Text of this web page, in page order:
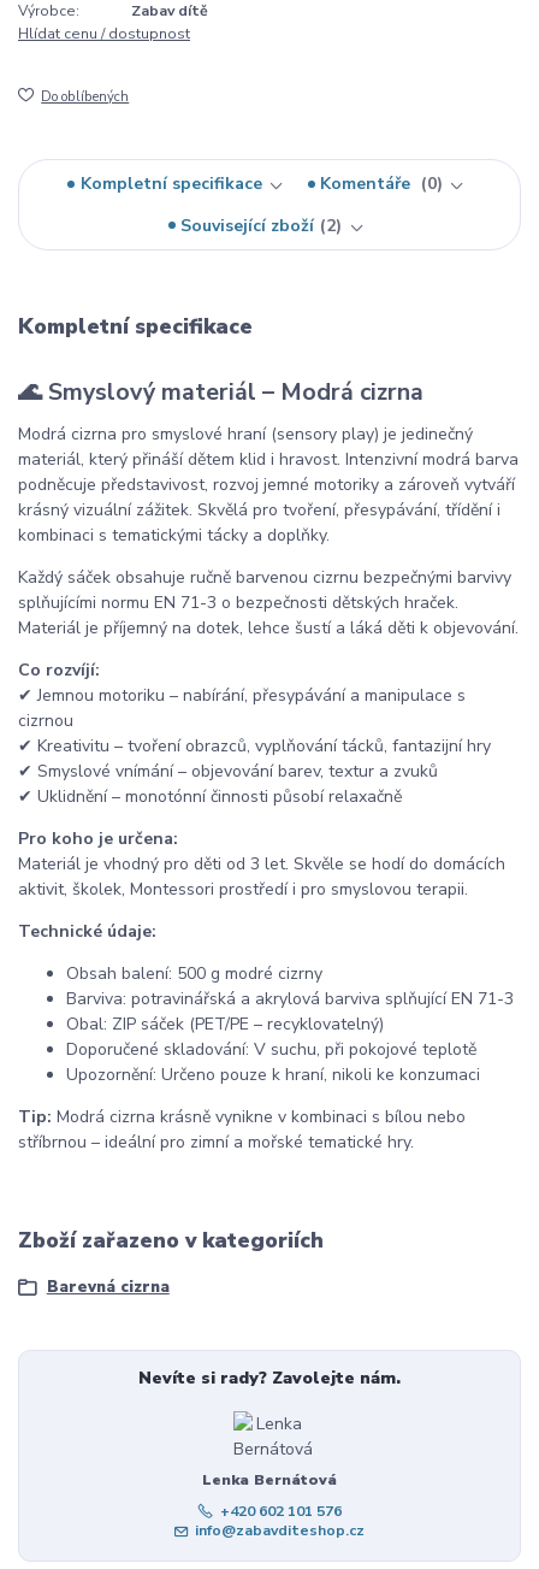
Výrobce:
Zabav dítě
Hlídat cenu / dostupnost
Do oblíbených
Kompletní specifikace Komentáře
0
Související zboží 2
Kompletní specifikace
🌊 Smyslový materiál – Modrá cizrna
Modrá cizrna pro smyslové hraní (sensory play) je jedinečný
materiál, který přináší dětem klid i hravost. Intenzivní modrá barva
podněcuje představivost, rozvoj jemné motoriky a zároveň vytváří
krásný vizuální zážitek. Skvělá pro tvoření, přesypávání, třídění i
kombinaci s tematickými tácky a doplňky.
Každý sáček obsahuje ručně barvenou cizrnu bezpečnými barvivy
splňujícími normu EN 71-3 o bezpečnosti dětských hraček.
Materiál je příjemný na dotek, lehce šustí a láká děti k objevování.
Co rozvíjí:
✔ Jemnou motoriku – nabírání, přesypávání a manipulace s
cizrnou
✔ Kreativitu – tvoření obrazců, vyplňování tácků, fantazijní hry
✔ Smyslové vnímání – objevování barev, textur a zvuků
✔ Uklidnění – monotónní činnosti působí relaxačně
Pro koho je určena:
Materiál je vhodný pro děti od 3 let. Skvěle se hodí do domácích
aktivit, školek, Montessori prostředí i pro smyslovou terapii.
Technické údaje:
Obsah balení: 500 g modré cizrny
Barviva: potravinářská a akrylová barviva splňující EN 71-3
Obal: ZIP sáček (PET/PE – recyklovatelný)
Doporučené skladování: V suchu, při pokojové teplotě
Upozornění: Určeno pouze k hraní, nikoli ke konzumaci
Tip: Modrá cizrna krásně vynikne v kombinaci s bílou nebo
stříbrnou – ideální pro zimní a mořské tematické hry.
Zboží zařazeno v kategoriích
Barevná cizrna
Nevíte si rady? Zavolejte nám.
Lenka Bernátová
+420 602 101 576
info@zabavditeshop.cz